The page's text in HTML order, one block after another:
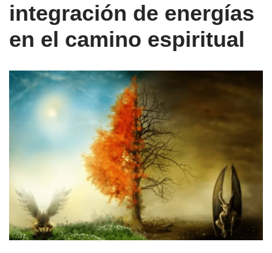
integración de energías
en el camino espiritual